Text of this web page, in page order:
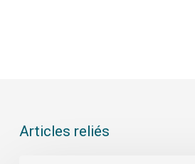
Articles reliés